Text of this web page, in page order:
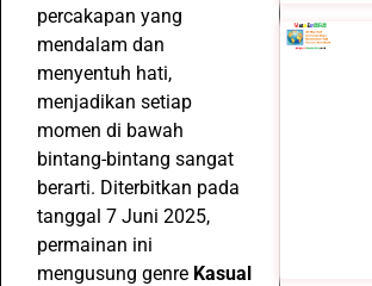
percakapan yang
mendalam dan
menyentuh hati,
menjadikan setiap
momen di bawah
bintang-bintang sangat
berarti. Diterbitkan pada
tanggal 7 Juni 2025,
permainan ini
mengusung genre Kasual